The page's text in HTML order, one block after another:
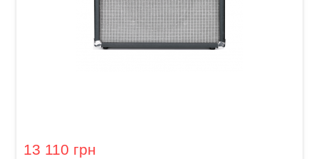
13 110 грн